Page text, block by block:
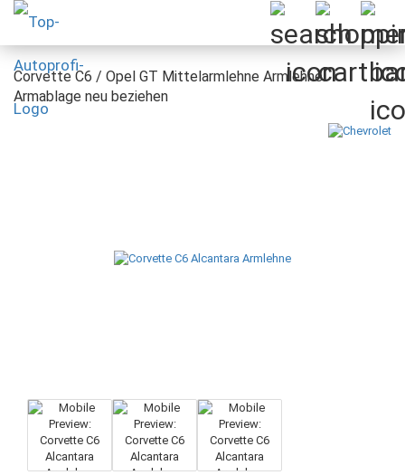
Corvette C6 / Opel GT Mittelarmlehne Armlehne
Armablage neu beziehen